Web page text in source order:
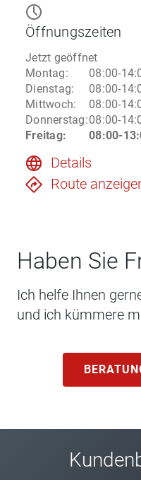
Öffnungszeiten
Jetzt geöffnet
Montag:
08:00-
Dienstag:
08:00-
Mittwoch:
08:00-
Donnerstag:08:00-
Freitag: 08:00-
Details
Route
Haben Sie
Ich helfe Ihnen
und ich kümmere